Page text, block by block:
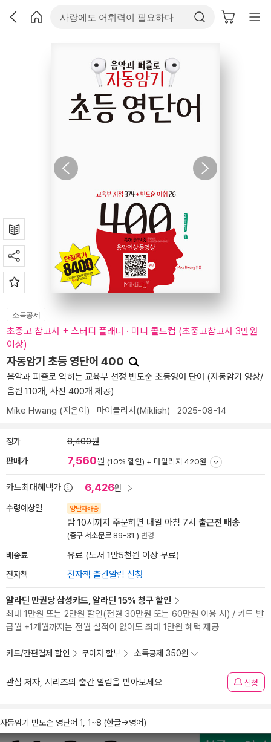
소득공제
초중고 참고서 + 스터디 플래너 · 미니 콜드컵 (초중고참고서 3만원
이상)
자동암기 초등 영단어 400
음악과 퍼즐로 익히는 교육부 선정 빈도순 초등영어 단어 (자동암기 영상/
음원 110개, 사진 400개 제공)
Mike Hwang (지은이) 마이클리시(Miklish) 2025-08-14
정가 8,400원
판매가 7,560원 (10% 할인) + 마일리지 420원
카드최대혜택가 6,426원
수령예상일 양탄자배송
밤 10시까지 주문하면 내일 아침 7시 출근전 배송
(중구 서소문로 89-31 ) 변경
배송료 유료 (도서 1만5천원 이상 무료)
전자책 전자책 출간알림 신청
알라딘 만권당 삼성카드, 알라딘 15% 청구 할인
최대 1만원 또는 2만원 할인(전월 30만원 또는 60만원 이용 시) / 카드 발
급월 +1개월까지는 전월 실적이 없어도 최대 1만원 혜택 제공
카드/간편결제 할인 무이자 할부 소득공제 350원
관심 저자, 시리즈의 출간 알림을 받아보세요 신청
자동암기 빈도순 영단어 1, 1~8 (한글→영어)